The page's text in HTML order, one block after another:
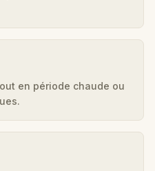
en période chaude ou